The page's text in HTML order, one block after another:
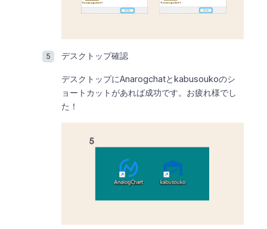
デスクトップ確認
デスクトップにAnarogchatとkabusoukoのシ
ョートカットがあれば成功です。お疲れ様でし
た！